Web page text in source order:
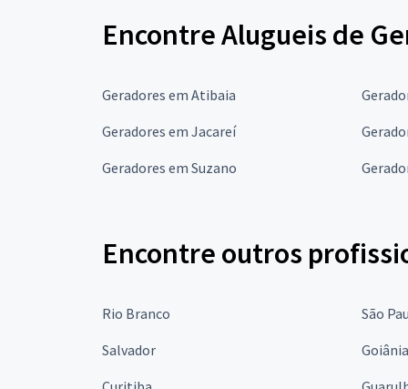
Encontre Alugueis de
Geradores em Atibaia
Geradores em Jacareí
Geradores em Suzano
Encontre outros
Rio Branco São
Salvador
Goiânia